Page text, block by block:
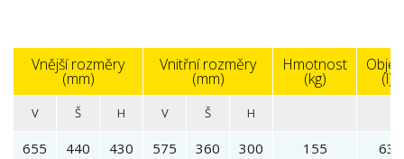
Vnější rozměry
(mm)
Vnitřní rozměry
(mm)
Hmotnost
(kg) (l)
V Š H V Š H
655 440 430 575 360 300 155 63